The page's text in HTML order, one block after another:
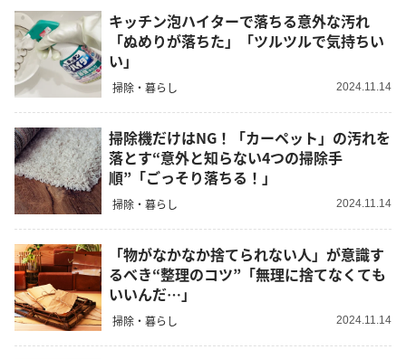
キッチン泡ハイターで落ちる意外な汚れ
「ぬめりが落ちた」「ツルツルで気持ちい
い」
掃除・暮らし 2024.11.14
掃除機だけはNG！「カーペット」の汚れを
落とす“意外と知らない4つの掃除手
順”「ごっそり落ちる！」
掃除・暮らし 2024.11.14
「物がなかなか捨てられない人」が意識す
るべき“整理のコツ”「無理に捨てなくても
いいんだ…」
掃除・暮らし 2024.11.14